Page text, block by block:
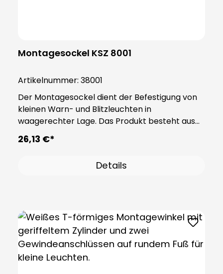
Montagesockel KSZ 8001
Artikelnummer: 38001
Der Montagesockel dient der Befestigung von
kleinen Warn- und Blitzleuchten in
waagerechter Lage. Das Produkt besteht aus
stabilem Kunststoff PA66 und wird inklusive
eines Dichtungsringes geliefert, der dem Sockel
erforderliches Zubehör: Adaptersockel (Art.-Nr.
26,13 €*
Details